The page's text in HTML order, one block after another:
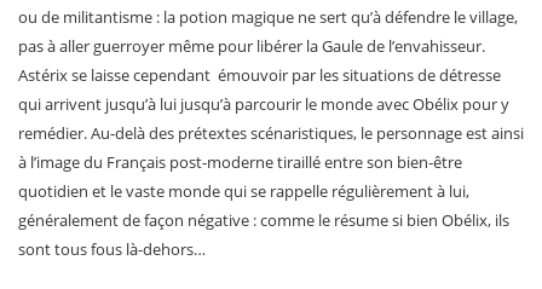
ou de militantisme : la potion magique ne sert qu’à défendre le village,
pas à aller guerroyer même pour libérer la Gaule de l’envahisseur.
Astérix se laisse cependant émouvoir par les situations de détresse
qui arrivent jusqu’à lui jusqu’à parcourir le monde avec Obélix pour y
remédier. Au-delà des prétextes scénaristiques, le personnage est ainsi
à l’image du Français post-moderne tiraillé entre son bien-être
quotidien et le vaste monde qui se rappelle régulièrement à lui,
généralement de façon négative : comme le résume si bien Obélix, ils
sont tous fous là-dehors…